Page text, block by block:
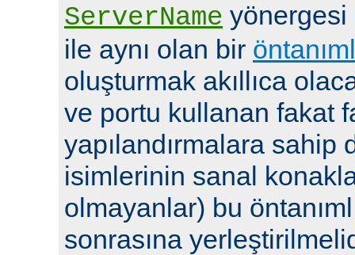
ServerName
ile aynı olan bir
oluşturmak akıllıca
ve portu kullanan fakat
yapılandırmalara sahip
isimlerinin sanal
olmayanlar) bu
sonrasına